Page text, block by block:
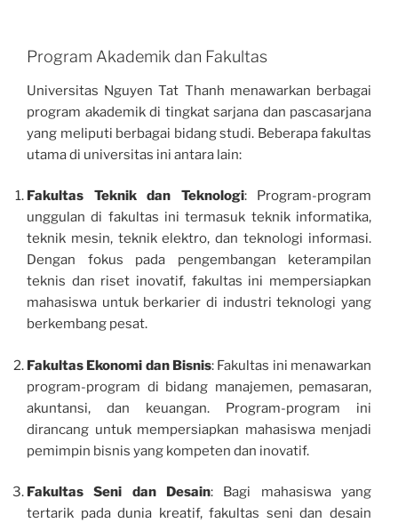
Program Akademik dan Fakultas
Universitas Nguyen Tat Thanh menawarkan berbagai
program akademik di tingkat sarjana dan pascasarjana
yang meliputi berbagai bidang studi. Beberapa fakultas
utama di universitas ini antara lain:
Fakultas Teknik dan Teknologi: Program-program
unggulan di fakultas ini termasuk teknik informatika,
teknik mesin, teknik elektro, dan teknologi informasi.
Dengan fokus pada pengembangan keterampilan
teknis dan riset inovatif, fakultas ini mempersiapkan
mahasiswa untuk berkarier di industri teknologi yang
berkembang pesat.
Fakultas Ekonomi dan Bisnis: Fakultas ini menawarkan
program-program di bidang manajemen, pemasaran,
akuntansi, dan keuangan. Program-program ini
dirancang untuk mempersiapkan mahasiswa menjadi
pemimpin bisnis yang kompeten dan inovatif.
Fakultas Seni dan Desain: Bagi mahasiswa yang
tertarik pada dunia kreatif, fakultas seni dan desain